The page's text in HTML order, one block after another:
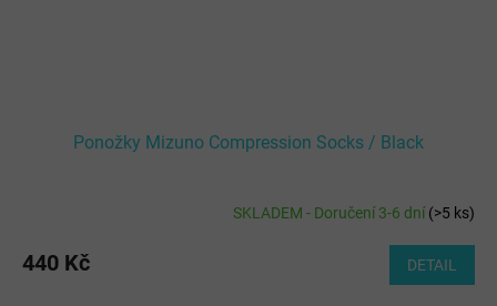
Ponožky Mizuno Compression Socks / Black
SKLADEM - Doručení 3-6 dní(>5 ks)
440 Kč DETAIL